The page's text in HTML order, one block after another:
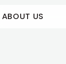
ABOUT US